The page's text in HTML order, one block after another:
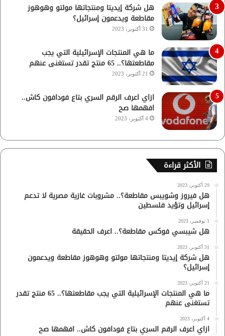
هل شركة إيديتا ومنتجاتها مولتو وهوهوز
مقاطعة ويدعمون إسرائيل؟
31 أكتوبر، 2023
ما هي المنتجات الإسرائيلية التي يجب
مقاطعتها؟.. 65 منتج تقدر تستغنى عنهم
21 أكتوبر، 2023
ازاي اعرف الرقم السري بتاع فودافون كاش..
افهمها صح
4 أكتوبر، 2023
الأكثر قراءة
29 أكتوبر، 2023
هل فيروز وشويبس مقاطعة؟.. مشروبات غازية مصرية لا تدعم
إسرائيل وتؤيد فلسطين
1 نوفمبر، 2023
هل شيبسي فوكس مقاطعة؟.. اعرف الحقيقة
31 أكتوبر، 2023
هل شركة إيديتا ومنتجاتها مولتو وهوهوز مقاطعة ويدعمون
إسرائيل؟
21 أكتوبر، 2023
ما هي المنتجات الإسرائيلية التي يجب مقاطعتها؟.. 65 منتج تقدر
تستغنى عنهم
4 أكتوبر، 2023
ازاي اعرف الرقم السري بتاع فودافون كاش.. افهمها صح